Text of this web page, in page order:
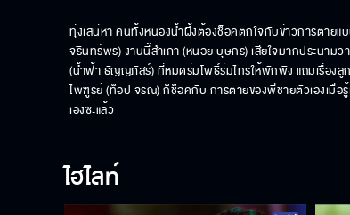
ทุ่งเสน่หา คนทั้งหนองน้ำผึ้งต้องช็อคตกใจกับข่าวการตาย
จรินทร์พร) งานนี้สำเภา (หน่อย บุษกร) เสียใจมากประนาม
(น้ำฟ้า ธัญญภัสร์) ที่หมดร่มโพธิ์ร่มไทรให้พักพิง แถมเรื่องลู
ไพฑูรย์ (ท็อป จรณ) ก็ช็อคกับ การตายของพี่ชายตัวเองเมื่อ
เองซะแล้ว
ไฮไลท์